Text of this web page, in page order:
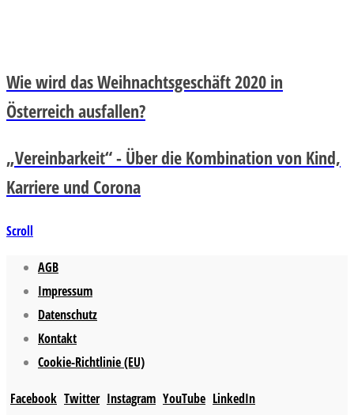
Wie wird das Weihnachtsgeschäft 2020 in
Österreich ausfallen?
„Vereinbarkeit“ - Über die Kombination von Kind,
Karriere und Corona
Scroll
AGB
Impressum
Datenschutz
Kontakt
Cookie-Richtlinie (EU)
Facebook Twitter Instagram YouTube LinkedIn